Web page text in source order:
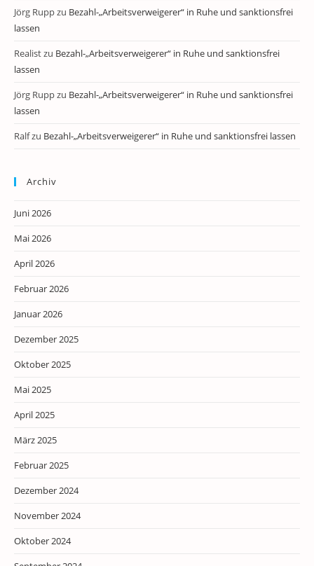
Jörg Ruppzu Bezahl-„Arbeitsverweigerer“ in Ruhe und sanktionsfrei
lassen
Realistzu Bezahl-„Arbeitsverweigerer“ in Ruhe und sanktionsfrei
lassen
Jörg Ruppzu Bezahl-„Arbeitsverweigerer“ in Ruhe und sanktionsfrei
lassen
Ralfzu Bezahl-„Arbeitsverweigerer“ in Ruhe und sanktionsfrei lassen
Archiv
Juni 2026
Mai 2026
April 2026
Februar 2026
Januar 2026
Dezember 2025
Oktober 2025
Mai 2025
April 2025
März 2025
Februar 2025
Dezember 2024
November 2024
Oktober 2024